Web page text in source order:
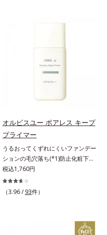
オルビスユー ポアレス キープ
プライマー
うるおってくずれにくいファンデー
ションの毛穴落ち(*1)防止化粧下
地。ファンデーションの毛穴落ち
(*1)防止化粧下地です。毛穴
1/10000サイズのマイクロカバー成
ファンデが毛穴に落ちる隙をつくら
ず、メイクのりがUPします。水分
税込1,760円
（3.96 / 93件）